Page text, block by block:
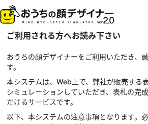
ご利用される方へお読み下さい
おうちの顔デザイナーをご利用いただき、
す。
本システムは、Web上で、弊社が販売する
シミュレーションしていただき、表札の完
だけるサービスです。
以下、本システムの注意事項となります。